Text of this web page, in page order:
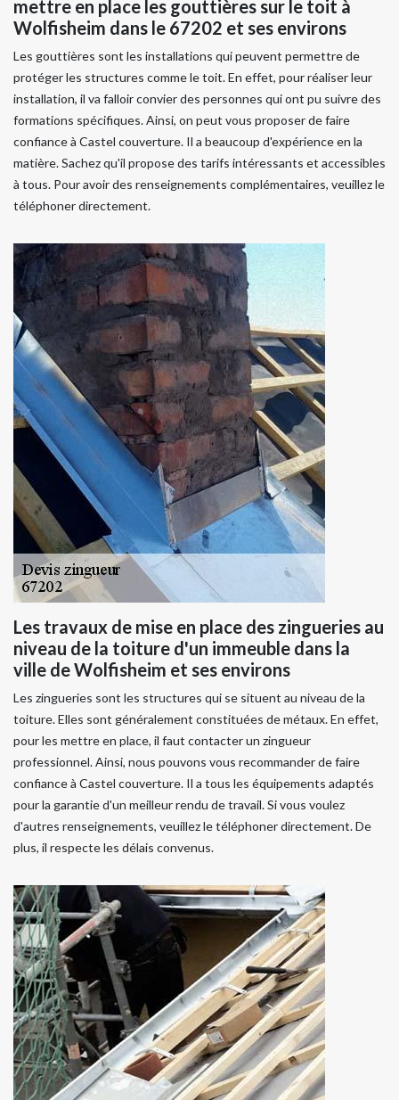
mettre en place les gouttières sur le toit à
Wolfisheim dans le 67202 et ses environs
Les gouttières sont les installations qui peuvent permettre de
protéger les structures comme le toit. En effet, pour réaliser leur
installation, il va falloir convier des personnes qui ont pu suivre des
formations spécifiques. Ainsi, on peut vous proposer de faire
confiance à Castel couverture. Il a beaucoup d'expérience en la
matière. Sachez qu'il propose des tarifs intéressants et accessibles
à tous. Pour avoir des renseignements complémentaires, veuillez le
téléphoner directement.
Les travaux de mise en place des zingueries au
niveau de la toiture d'un immeuble dans la
ville de Wolfisheim et ses environs
Les zingueries sont les structures qui se situent au niveau de la
toiture. Elles sont généralement constituées de métaux. En effet,
pour les mettre en place, il faut contacter un zingueur
professionnel. Ainsi, nous pouvons vous recommander de faire
confiance à Castel couverture. Il a tous les équipements adaptés
pour la garantie d'un meilleur rendu de travail. Si vous voulez
d'autres renseignements, veuillez le téléphoner directement. De
plus, il respecte les délais convenus.